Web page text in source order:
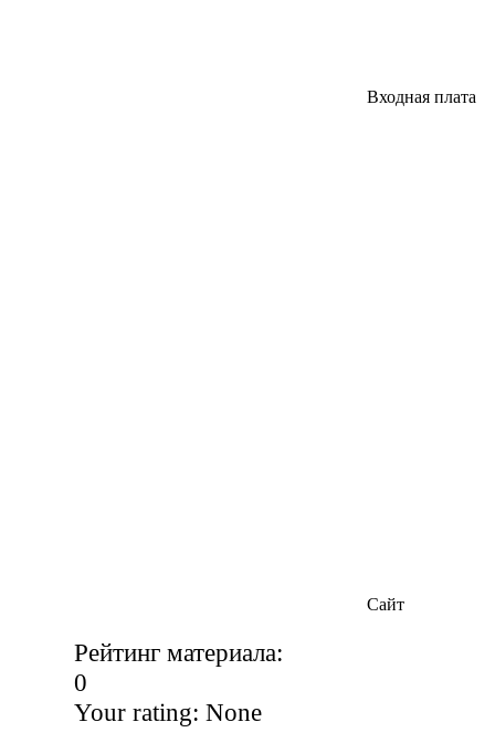
Входная плата
Сайт
Рейтинг материала:
0
Your rating: None